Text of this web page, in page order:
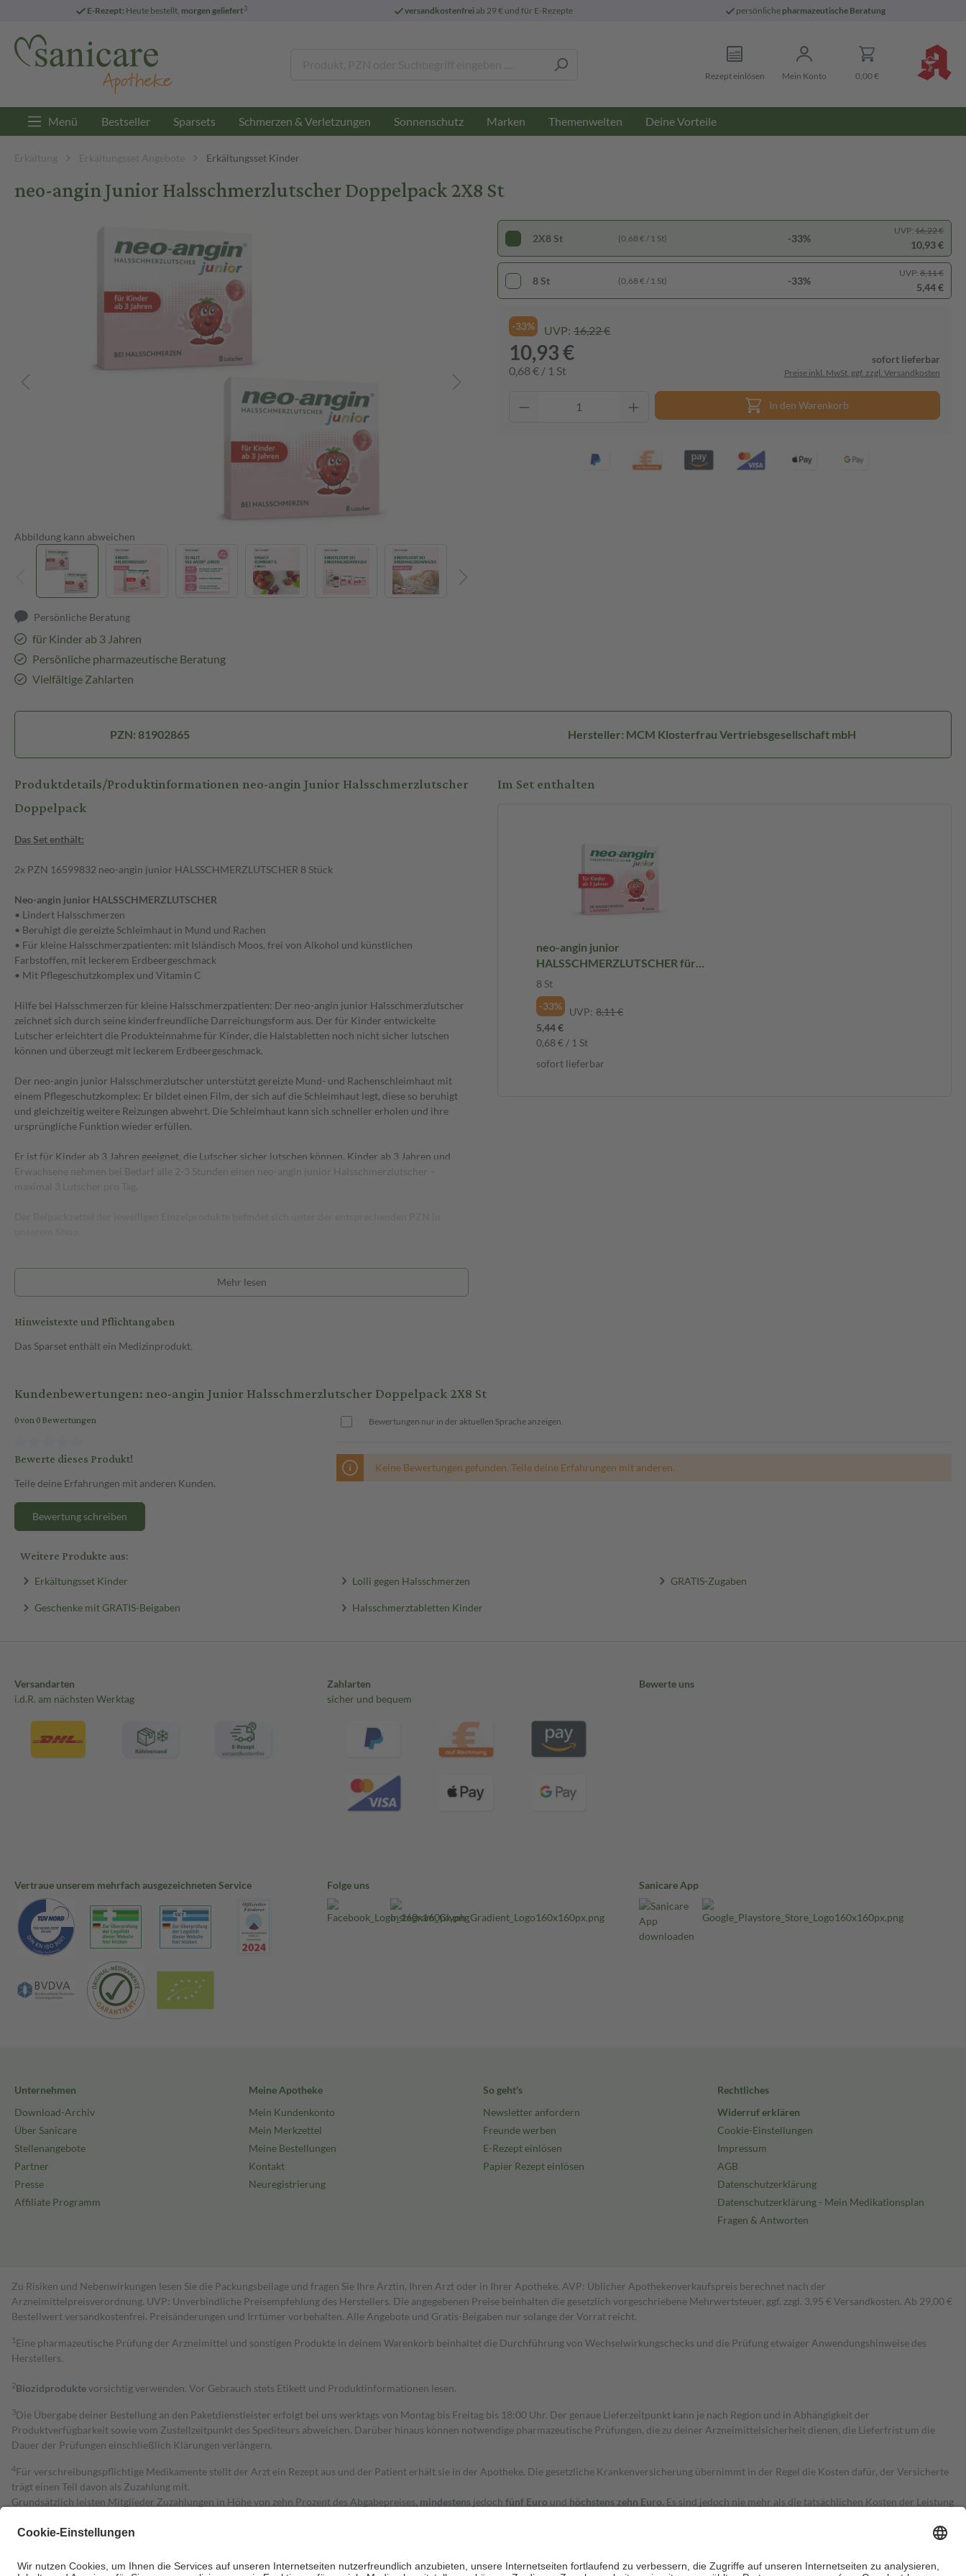
E-Rezept: Heute bestellt, morgen geliefert3 versandkostenfreiab 29 € und für E-Rezepte persönliche pharmazeutische Beratung
Rezept einlösen Mein Konto 0,00 €
Menü Bestseller Sparsets Schmerzen & Verletzungen Sonnenschutz Marken Themenwelten Deine Vorteile
Erkältung Erkältungsset Angebote Erkältungsset Kinder
neo-angin Junior Halsschmerzlutscher Doppelpack 2X8 St
Abbildung kann abweichen
Persönliche Beratung
für Kinder ab 3 Jahren
Persönliche pharmazeutische Beratung
Vielfältige Zahlarten
2X8 St (0,68 € / 1 St) -33%
UVP: 16,22 €
10,93 €
8 St (0,68 € / 1 St) -33%
UVP: 8,11 €
5,44 €
-33% UVP: 16,22 €
10,93 €
0,68 € / 1 St
sofort lieferbar
Preise inkl. MwSt. ggf. zzgl. Versandkosten
In den Warenkorb
PZN: 81902865 Hersteller: MCM Klosterfrau Vertriebsgesellschaft mbH
Produktdetails/Produktinformationen neo-angin Junior Halsschmerzlutscher
Doppelpack
Das Set enthält:
2x PZN 16599832 neo-angin junior HALSSCHMERZLUTSCHER 8 Stück
Neo-angin junior HALSSCHMERZLUTSCHER
• Lindert Halsschmerzen
• Beruhigt die gereizte Schleimhaut in Mund und Rachen
• Für kleine Halsschmerzpatienten: mit Isländisch Moos, frei von Alkohol und künstlichen
Farbstoffen, mit leckerem Erdbeergeschmack
• Mit Pflegeschutzkomplex und Vitamin C
Hilfe bei Halsschmerzen für kleine Halsschmerzpatienten: Der neo-angin junior Halsschmerzlutscher
zeichnet sich durch seine kinderfreundliche Darreichungsform aus. Der für Kinder entwickelte
Lutscher erleichtert die Produkteinnahme für Kinder, die Halstabletten noch nicht sicher lutschen
können und überzeugt mit leckerem Erdbeergeschmack.
Der neo-angin junior Halsschmerzlutscher unterstützt gereizte Mund- und Rachenschleimhaut mit
einem Pflegeschutzkomplex: Er bildet einen Film, der sich auf die Schleimhaut legt, diese so beruhigt
und gleichzeitig weitere Reizungen abwehrt. Die Schleimhaut kann sich schneller erholen und ihre
ursprüngliche Funktion wieder erfüllen.
Er ist für Kinder ab 3 Jahren geeignet, die Lutscher sicher lutschen können. Kinder ab 3 Jahren und
Erwachsene nehmen bei Bedarf alle 2-3 Stunden einen neo-angin junior Halsschmerzlutscher –
Mehr lesen
Hinweistexte und Pflichtangaben
Das Sparset enthält ein Medizinprodukt.
Im Set enthalten
neo-angin junior
HALSSCHMERZLUTSCHER für
Kinder 8 St
8 St
-33%
UVP: 8,11 €
5,44 €
0,68 € / 1 St
sofort lieferbar
Kundenbewertungen: neo-angin Junior Halsschmerzlutscher Doppelpack 2X8 St
0 von 0 Bewertungen
Bewerte dieses Produkt!
Teile deine Erfahrungen mit anderen Kunden.
Bewertung schreiben
Bewertungen nur in der aktuellen Sprache anzeigen.
Keine Bewertungen gefunden. Teile deine Erfahrungen mit anderen.
Weitere Produkte aus:
Erkältungsset Kinder Lolli gegen Halsschmerzen GRATIS-Zugaben
Geschenke mit GRATIS-Beigaben Halsschmerztabletten Kinder
Versandarten
i.d.R. am nächsten Werktag
Zahlarten
sicher und bequem
Bewerte uns
Vertraue unserem mehrfach ausgezeichneten Service Folge uns Sanicare App
Unternehmen
Download-Archiv
Über Sanicare
Stellenangebote
Partner
Presse
Affiliate Programm
Meine Apotheke
Mein Kundenkonto
Mein Merkzettel
Meine Bestellungen
Kontakt
Neuregistrierung
So geht's
Newsletter anfordern
Freunde werben
E-Rezept einlösen
Papier Rezept einlösen
Rechtliches
Widerruf erklären
Cookie-Einstellungen
Impressum
AGB
Datenschutzerklärung
Datenschutzerklärung - Mein Medikationsplan
Fragen & Antworten
Zu Risiken und Nebenwirkungen lesen Sie die Packungsbeilage und fragen Sie Ihre Ärztin, Ihren Arzt oder in Ihrer Apotheke. AVP: Üblicher Apothekenverkaufspreis berechnet nach der
Arzneimittelpreisverordnung. UVP: Unverbindliche Preisempfehlung des Herstellers. Die angegebenen Preise beinhalten die gesetzlich vorgeschriebene Mehrwertsteuer, ggf. zzgl. 3,95 € Versandkosten. Ab 29,00 €
Bestell­wert versand­kosten­frei. Preisänderungen und Irrtümer vorbehalten. Alle Angebote und Gratis-Beigaben nur solange der Vorrat reicht.
1 Eine pharmazeutische Prüfung der Arzneimittel und sonstigen Produkte in deinem Warenkorb beinhaltet die Durchführung von Wechselwirkungschecks und die Prüfung etwaiger Anwendungshinweise des
Herstellers.
2Biozidproduktevorsichtig verwenden. Vor Gebrauch stets Etikett und Produktinformationen lesen.
3Die Übergabe deiner Bestellung an den Paketdienstleister erfolgt bei uns werktags von Montag bis Freitag bis 18:00 Uhr. Der genaue Lieferzeitpunkt kann je nach Region und in Abhängigkeit der
Produktverfügbarkeit sowie vom Zustellzeitpunkt des Spediteurs abweichen. Darüber hinaus können notwendige pharmazeutische Prüfungen, die zu deiner Arzneimittelsicherheit dienen, die Lieferfrist um die
Dauer der Prüfungen einschließlich Klärungen verlängern.
4Für verschreibungspflichtige Medikamente stellt der Arzt ein Rezept aus und der Patient erhält sie in der Apotheke. Die gesetzliche Krankenversicherung übernimmt in der Regel die Kosten dafür, der Versicherte
trägt einen Teil davon als Zuzahlung mit.
Grundsätzlich leisten Mitglieder Zuzahlungen in Höhe von zehn Prozent des Abgabepreises, mindestens jedoch fünf Euro und höchstens zehn Euro. Es sind jedoch nie mehr als die tatsächlichen Kosten der Leistung
Diese Regeln gelten grundsätzlich auch für Online-Apotheken.
Um das Engagement der Versicherten für ihre eigene Gesundheit zu stärken und die besondere Stellung der Familie zu unterstützen, fallenkeine Zuzahlungen an bei: